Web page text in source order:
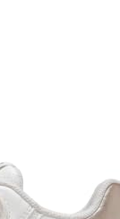
・素材・